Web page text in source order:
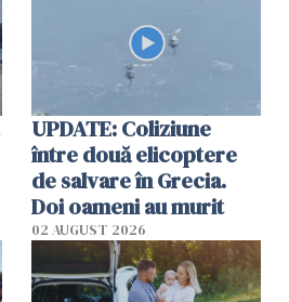
UPDATE: Coliziune
între două elicoptere
de salvare în Grecia.
Doi oameni au murit
02 AUGUST 2026